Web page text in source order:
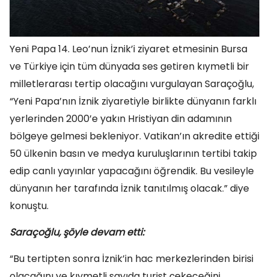
Yeni Papa 14. Leo’nun İznik’i ziyaret etmesinin Bursa
ve Türkiye için tüm dünyada ses getiren kıymetli bir
milletlerarası tertip olacağını vurgulayan Saraçoğlu,
“Yeni Papa’nın İznik ziyaretiyle birlikte dünyanın farklı
yerlerinden 2000’e yakın Hristiyan din adamının
bölgeye gelmesi bekleniyor. Vatikan’ın akredite ettiği
50 ülkenin basın ve medya kuruluşlarının tertibi takip
edip canlı yayınlar yapacağını öğrendik. Bu vesileyle
dünyanın her tarafında İznik tanıtılmış olacak.” diye
konuştu.
Saraçoğlu, şöyle devam etti:
“Bu tertipten sonra İznik’in hac merkezlerinden birisi